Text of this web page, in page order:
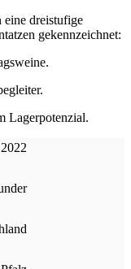
eine dreistufige
gekennzeichnet:
Lagerpotenzial.
2022